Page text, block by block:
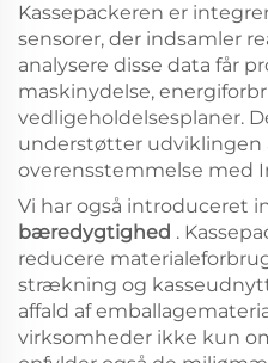
Kassepackeren er
sensorer, der indsamler
analysere disse data får
maskinydelse,
vedligeholdelsesplaner.
understøtter udviklingen
overensstemmelse med
Vi har også introduceret
bæredygtighed .
reducere
strækning og
affald af
virksomheder ikke kun